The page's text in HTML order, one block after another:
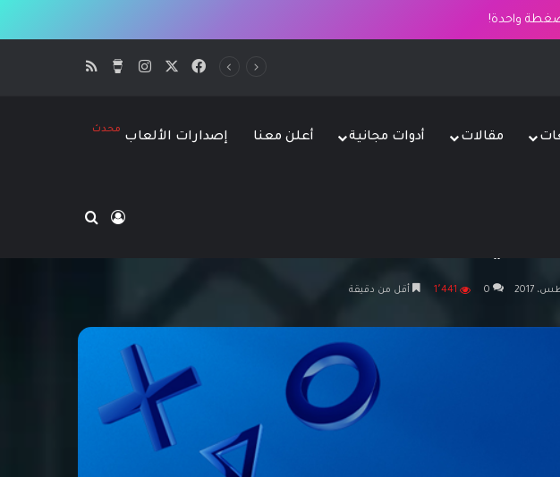
واحدة!
فيسبوك انستقرام‫Buy Me a Coffee
مقالات أدوات مجانية أعلن معنا إصدارات الألعاب
محدث
تسجيل الدخول
0 1٬441 أقل من دقيقة